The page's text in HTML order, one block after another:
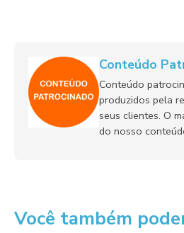
Conteúdo
Conteúdo
produzidos pela
seus clientes. O
do nosso
Você também